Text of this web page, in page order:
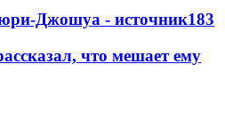
Джошуа - источник183
что мешает ему